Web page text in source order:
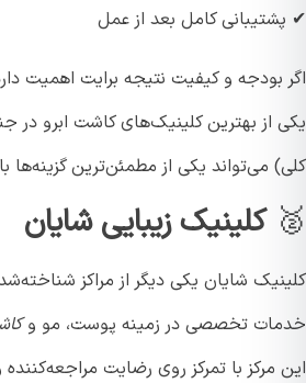
کامل بعد از عمل
بودجه و کیفیت نتیجه برایت اهمیت دارد،
از بهترین کلینیک‌های کاشت ابرو در
می‌تواند یکی از مطمئن‌ترین گزینه‌ها
کلینیک زیبایی شایان
شایان یکی دیگر از مراکز
تخصصی در زمینه پوست، مو وکاشت
مرکز با تمرکز روی رضایت مراجعه‌کننده و